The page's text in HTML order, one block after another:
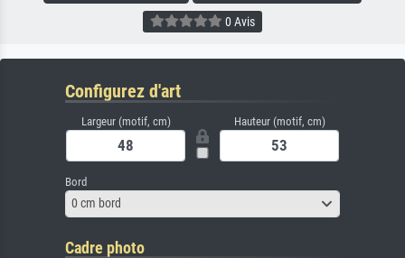
0 Avis
Configurez d'art
Largeur (motif, cm) Hauteur (motif, cm)
Bord
0 cm bord
Cadre photo